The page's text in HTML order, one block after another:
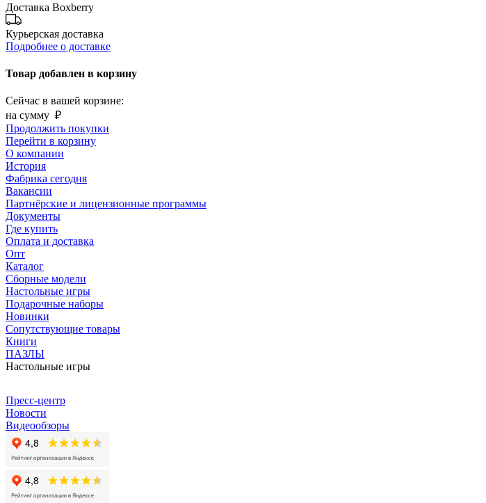
Доставка Boxberry
Курьерская доставка
Подробнее о доставке
Товар добавлен в корзину
Сейчас в вашей корзине:
на сумму ₽
Продолжить покупки
Перейти в корзину
О компании
История
Фабрика сегодня
Вакансии
Партнёрские и лицензионные программы
Документы
Где купить
Оплата и доставка
Опт
Каталог
Сборные модели
Настольные игры
Подарочные наборы
Новинки
Сопутствующие товары
Книги
ПАЗЛЫ
Настольные игры
Пресс-центр
Новости
Видеообзоры